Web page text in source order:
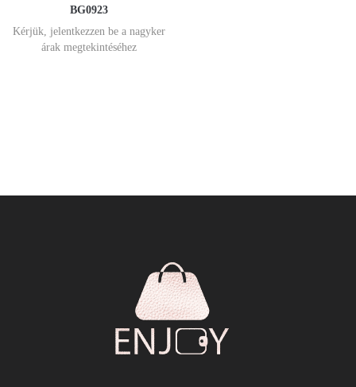
BG0923
Kérjük, jelentkezzen be a nagyker
árak megtekintéséhez